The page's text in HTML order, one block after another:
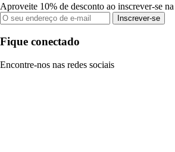
Aproveite 10% de desconto ao inscrever-se
Inscrever-se
Fique conectado
Encontre-nos nas redes sociais